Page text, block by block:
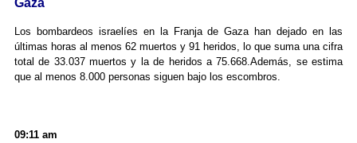
Gaza
Los bombardeos israelíes en la Franja de Gaza han dejado en las
últimas horas al menos 62 muertos y 91 heridos, lo que suma una cifra
total de 33.037 muertos y la de heridos a 75.668.Además, se estima
que al menos 8.000 personas siguen bajo los escombros.
09:11 am